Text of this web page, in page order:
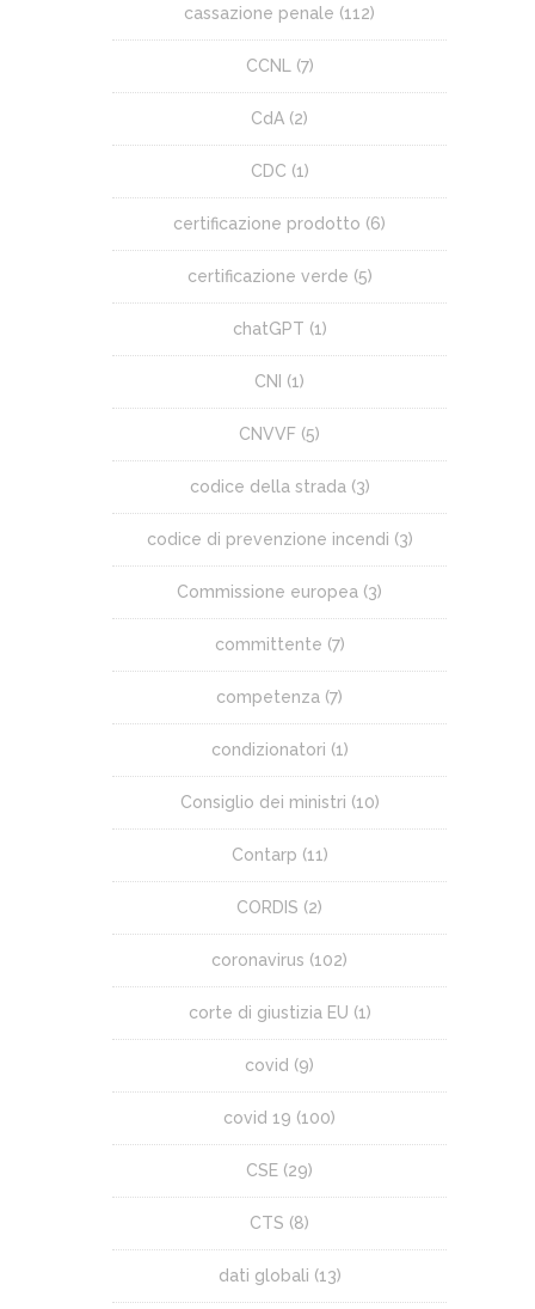
cassazione penale (112)
CCNL (7)
CdA (2)
CDC (1)
certificazione prodotto (6)
certificazione verde (5)
chatGPT (1)
CNI (1)
CNVVF (5)
codice della strada (3)
codice di prevenzione incendi (3)
Commissione europea (3)
committente (7)
competenza (7)
condizionatori (1)
Consiglio dei ministri (10)
Contarp (11)
CORDIS (2)
coronavirus (102)
corte di giustizia EU (1)
covid (9)
covid 19 (100)
CSE (29)
CTS (8)
dati globali (13)